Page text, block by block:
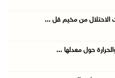
من مخيم قل ...
حول معدلها ...